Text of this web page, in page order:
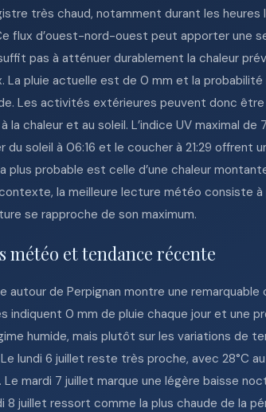
très chaud, notamment durant les
flux d’ouest-nord-ouest peut apporter une
pas à atténuer durablement la chaleur
La pluie actuelle est de 0 mm et la
Les activités extérieures peuvent donc
chaleur et au soleil. L’indice UV maximal
du soleil à 06:16 et le coucher à 21:29
plus probable est celle d’une chaleur
la meilleure lecture météo consiste
se rapproche de son maximum.
météo et tendance récente
autour de Perpignan montre une
indiquent 0 mm de pluie chaque jour et une
humide, mais plutôt sur les variations de
lundi 6 juillet reste très proche, avec 28°C
mardi 7 juillet marque une légère baisse
8 juillet ressort comme la plus chaude de la